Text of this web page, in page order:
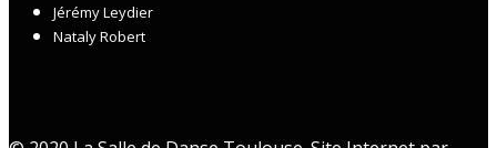
Jérémy Leydier
Nataly Robert